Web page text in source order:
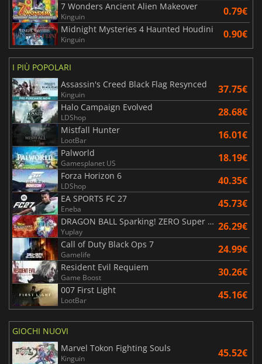
7 Wonders Ancient Alien Makeover
Kinguin 0.79€
Midnight Mysteries 4 Haunted Houdini
Kinguin 0.90€
I PIÙ POPOLARI
Assassin's Creed Black Flag Resynced
Kinguin 37.75€
Halo Campaign Evolved
LDShop 28.68€
Mistfall Hunter
LootBar 16.01€
Palworld
Gamesplanet US 18.19€
Forza Horizon 6
LDShop 40.35€
EA SPORTS FC 27
Eneba 45.73€
DRAGON BALL Sparking! ZERO Super Limit Breaking NEO
Yuplay 26.29€
Call of Duty Black Ops 7
Gamelife 24.99€
Resident Evil Requiem
Game Boost 30.26€
007 First Light
LootBar 45.16€
GIOCHI NUOVI
Marvel Tokon Fighting Souls
Kinguin 45.52€